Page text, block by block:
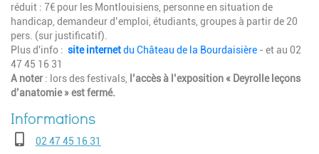
réduit : 7€ pour les Montlouisiens, personne en situation de
handicap, demandeur d’emploi, étudiants, groupes à partir de 20
pers. (sur justificatif).
Plus d'info : site internetdu Château de la Bourdaisière - et au 02
47 45 16 31
A noter : lors des festivals,
l’accès à l’exposition « Deyrolle leçons
d’anatomie » est fermé.
Téléphone02 47 45 16 31